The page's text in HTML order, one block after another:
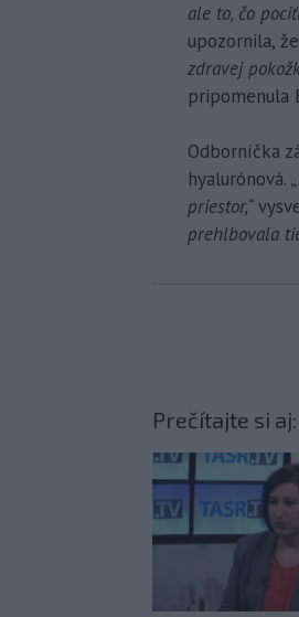
ale to, čo
upozornila,
zdravej
pripomenula
Odborníčka
hyalurónová.
priestor,“
prehlbovala
Prečítajte si aj: